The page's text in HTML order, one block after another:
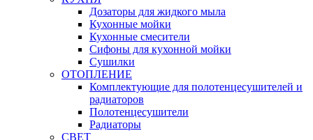
Дозаторы для жидкого мыла
Кухонные мойки
Кухонные смесители
Сифоны для кухонной мойки
Сушилки
ОТОПЛЕНИЕ
Комплектующие для полотенцесушителей и
радиаторов
Полотенцесушители
Радиаторы
СВЕТ